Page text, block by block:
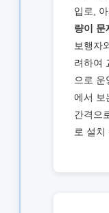
입로,
량이 문
보행자
려하여
으로 운
에서 보
간격으
로 설치